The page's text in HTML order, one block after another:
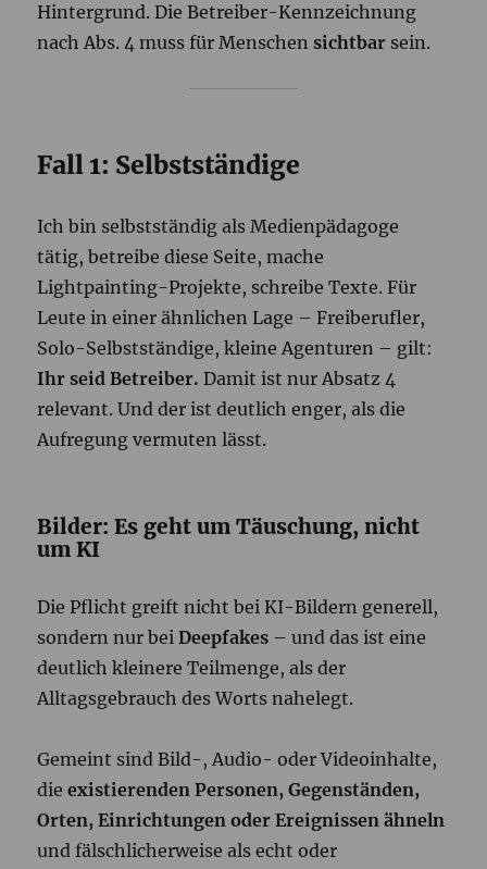
Hintergrund. Die Betreiber-Kennzeichnung
nach Abs. 4 muss für Menschensichtbar sein.
Fall 1: Selbstständige
Ich bin selbstständig als Medienpädagoge
tätig, betreibe diese Seite, mache
Lightpainting-Projekte, schreibe Texte. Für
Leute in einer ähnlichen Lage – Freiberufler,
Solo-Selbstständige, kleine Agenturen – gilt:
Ihr seid Betreiber. Damit ist nur Absatz 4
relevant. Und der ist deutlich enger, als die
Aufregung vermuten lässt.
Bilder: Es geht um Täuschung, nicht
um KI
Die Pflicht greift nicht bei KI-Bildern generell,
sondern nur beiDeepfakes – und das ist eine
deutlich kleinere Teilmenge, als der
Alltagsgebrauch des Worts nahelegt.
Gemeint sind Bild-, Audio- oder Videoinhalte,
dieexistierenden Personen, Gegenständen,
Orten, Einrichtungen oder Ereignissen ähneln
und fälschlicherweise als echt oder